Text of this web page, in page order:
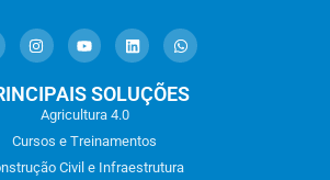
SOLUÇÕES
Agricultura 4.0
Cursos e Treinamentos
Civil e Infraestrutura